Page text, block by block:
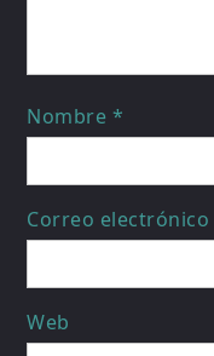
Nombre *
Correo electrónico
Web